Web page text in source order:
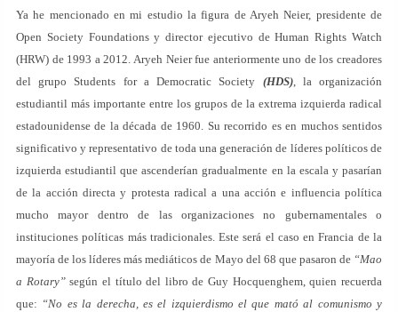
Ya he mencionado en mi estudio la figura de Aryeh Neier, presidente de
Open Society Foundations y director ejecutivo de Human Rights Watch
(HRW) de 1993 a 2012. Aryeh Neier fue anteriormente uno de los creadores
del grupo Students for a Democratic Society (HDS), la organización
estudiantil más importante entre los grupos de la extrema izquierda radical
estadounidense de la década de 1960. Su recorrido es en muchos sentidos
significativo y representativo de toda una generación de líderes políticos de
izquierda estudiantil que ascenderían gradualmente en la escala y pasarían
de la acción directa y protesta radical a una acción e influencia política
mucho mayor dentro de las organizaciones no gubernamentales o
instituciones políticas más tradicionales. Este será el caso en Francia de la
mayoría de los líderes más mediáticos de Mayo del 68 que pasaron de “Mao
a Rotary”según el título del libro de Guy Hocquenghem, quien recuerda
que: “No es la derecha, es el izquierdismo el que mató al comunismo y